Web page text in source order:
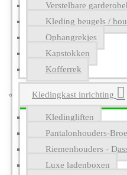
Verstelbare
Kleding beugels /
Ophangrekjes
Kapstokken
Kofferrek
Kledingkast inrichting
Kledingliften
Pantalonhouders-
Riemenhouders -
Luxe ladenboxen